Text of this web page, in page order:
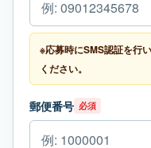
※応募時にSMS認証を行
ください。
郵便番号 必須